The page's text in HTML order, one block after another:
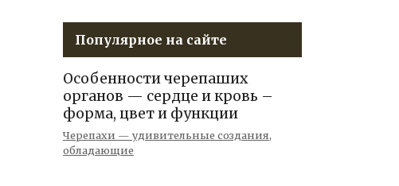
Популярное на сайте
Особенности черепаших
органов — сердце и кровь –
форма, цвет и функции
Черепахи — удивительные создания,
обладающие